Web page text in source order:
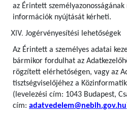
az Érintett
információk nyújtását kérheti.
Jogérvényesítési lehetőségek
Az Érintett a személyes adatai
bármikor fordulhat az
rögzített elérhetőségen, vagy az
tisztségviselőjéhez a
(levelezési cím: 1043 Budapest,
cím: adatvedelem@nebih.gov.hu